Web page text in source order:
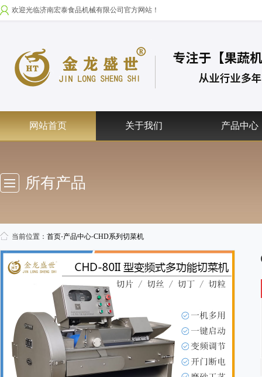
欢迎光临济南宏泰食品机械有限公司官方网站！
网站首页 关于我们 产品中心
所有产品
当前位置： 首页-产品中心-CHD系列切菜机